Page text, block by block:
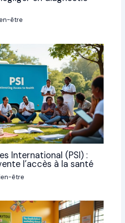
être
International (PSI) :
l’accès à la santé
être